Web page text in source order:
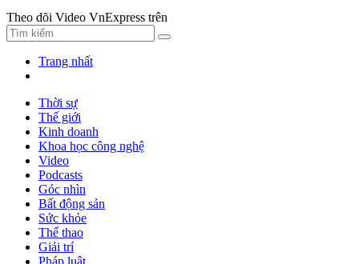
Theo dõi Video VnExpress trên
Trang nhất
Thời sự
Thế giới
Kinh doanh
Khoa học công nghệ
Video
Podcasts
Góc nhìn
Bất động sản
Sức khỏe
Thể thao
Giải trí
Pháp luật